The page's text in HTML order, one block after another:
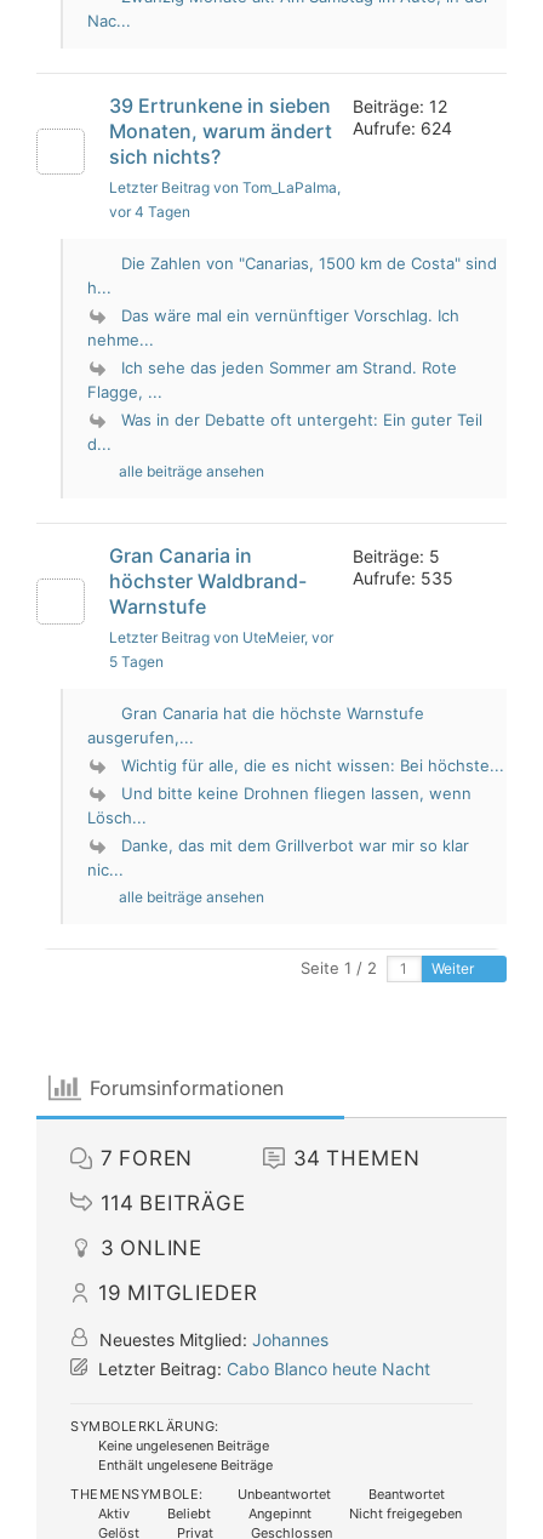
Nac...
39 Ertrunkene in sieben
Monaten, warum ändert
sich nichts?
Letzter Beitrag von Tom_LaPalma,
vor 4 Tagen
Beiträge: 12
Aufrufe: 624
Die Zahlen von "Canarias, 1500 km de Costa" sind
h...
Das wäre mal ein vernünftiger Vorschlag. Ich
nehme...
Ich sehe das jeden Sommer am Strand. Rote
Flagge, ...
Was in der Debatte oft untergeht: Ein guter Teil
d...
alle beiträge ansehen
Gran Canaria in
höchster Waldbrand-
Warnstufe
Letzter Beitrag von UteMeier, vor
5 Tagen
Beiträge: 5
Aufrufe: 535
Gran Canaria hat die höchste Warnstufe
ausgerufen,...
Wichtig für alle, die es nicht wissen: Bei höchste...
Und bitte keine Drohnen fliegen lassen, wenn
Lösch...
Danke, das mit dem Grillverbot war mir so klar
nic...
alle beiträge ansehen
Seite 1 / 2 Weiter
Forumsinformationen
7 FOREN 34 THEMEN
114 BEITRÄGE
3 ONLINE
19 MITGLIEDER
Neuestes Mitglied: Johannes
Letzter Beitrag: Cabo Blanco heute Nacht
SYMBOLERKLÄRUNG:
Keine ungelesenen Beiträge
Enthält ungelesene Beiträge
THEMENSYMBOLE:
Unbeantwortet
Beantwortet
Aktiv
Beliebt Angepinnt
Nicht freigegeben
Gelöst
Privat Geschlossen